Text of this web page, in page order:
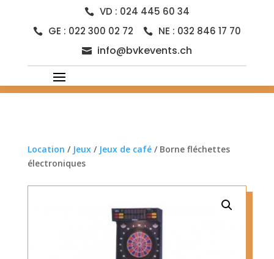
 VD : 024 445 60 34
 GE : 022 300 02 72  NE : 032 846 17 70
 info@bvkevents.ch
Location / Jeux/ Jeux de café/ Borne fléchettes
électroniques